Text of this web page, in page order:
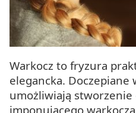
Warkocz to fryzura
elegancka. Doczepiane
umożliwiają stworzenie
imponującego warkocza.